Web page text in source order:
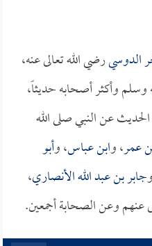
الدوسيرضي الله تعالى عنه،
وأكثر أصحابه حديثاً،
عن النبي صلى الله
عمر، وابن عباس، وأبو
جابر بن عبد الله الأنصاري،
عنهم وعن الصحابة أجمعين.